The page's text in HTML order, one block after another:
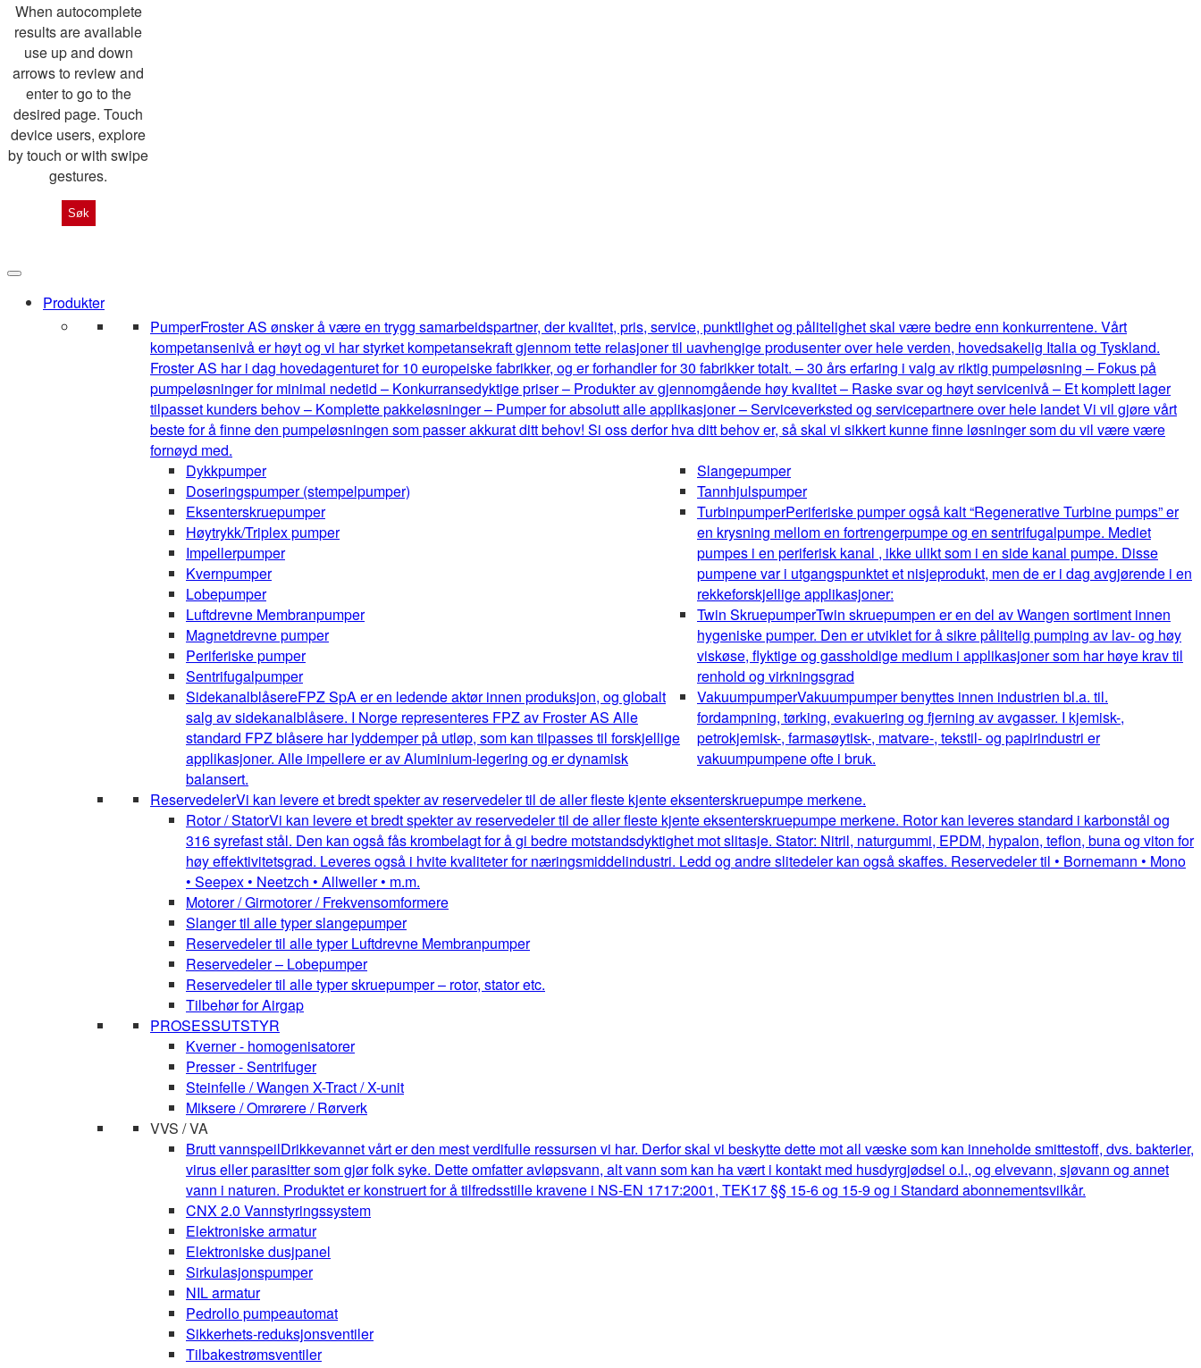
When autocomplete
results are available
use up and down
arrows to review and
enter to go to the
desired page. Touch
device users, explore
by touch or with swipe
gestures.
Produkter
PumperFroster AS ønsker å være en trygg samarbeidspartner, der kvalitet, pris, service, punktlighet og pålitelighet skal være bedre enn konkurrentene. Vårt
kompetansenivå er høyt og vi har styrket kompetansekraft gjennom tette relasjoner til uavhengige produsenter over hele verden, hovedsakelig Italia og Tyskland.
Froster AS har i dag hovedagenturet for 10 europeiske fabrikker, og er forhandler for 30 fabrikker totalt. – 30 års erfaring i valg av riktig pumpeløsning – Fokus på
pumpeløsninger for minimal nedetid – Konkurransedyktige priser – Produkter av gjennomgående høy kvalitet – Raske svar og høyt servicenivå – Et komplett lager
tilpasset kunders behov – Komplette pakkeløsninger – Pumper for absolutt alle applikasjoner – Serviceverksted og servicepartnere over hele landet Vi vil gjøre vårt
beste for å finne den pumpeløsningen som passer akkurat ditt behov! Si oss derfor hva ditt behov er, så skal vi sikkert kunne finne løsninger som du vil være være
fornøyd med.
Dykkpumper
Doseringspumper (stempelpumper)
Eksenterskruepumper
Høytrykk/Triplex pumper
Impellerpumper
Kvernpumper
Lobepumper
Luftdrevne Membranpumper
Magnetdrevne pumper
Periferiske pumper
Sentrifugalpumper
SidekanalblåsereFPZ SpA er en ledende aktør innen produksjon, og globalt
salg av sidekanalblåsere. I Norge representeres FPZ av Froster AS Alle
standard FPZ blåsere har lyddemper på utløp, som kan tilpasses til forskjellige
applikasjoner. Alle impellere er av Aluminium-legering og er dynamisk
balansert.
Slangepumper
Tannhjulspumper
TurbinpumperPeriferiske pumper også kalt “Regenerative Turbine pumps” er
en krysning mellom en fortrengerpumpe og en sentrifugalpumpe. Mediet
pumpes i en periferisk kanal , ikke ulikt som i en side kanal pumpe. Disse
pumpene var i utgangspunktet et nisjeprodukt, men de er i dag avgjørende i en
rekkeforskjellige applikasjoner:
Twin SkruepumperTwin skruepumpen er en del av Wangen sortiment innen
hygeniske pumper. Den er utviklet for å sikre pålitelig pumping av lav- og høy
viskøse, flyktige og gassholdige medium i applikasjoner som har høye krav til
renhold og virkningsgrad
VakuumpumperVakuumpumper benyttes innen industrien bl.a. til.
fordampning, tørking, evakuering og fjerning av avgasser. I kjemisk-,
petrokjemisk-, farmasøytisk-, matvare-, tekstil- og papirindustri er
vakuumpumpene ofte i bruk.
ReservedelerVi kan levere et bredt spekter av reservedeler til de aller fleste kjente eksenterskruepumpe merkene.
Rotor / StatorVi kan levere et bredt spekter av reservedeler til de aller fleste kjente eksenterskruepumpe merkene. Rotor kan leveres standard i karbonstål og
316 syrefast stål. Den kan også fås krombelagt for å gi bedre motstandsdyktighet mot slitasje. Stator: Nitril, naturgummi, EPDM, hypalon, teflon, buna og viton for
høy effektivitetsgrad. Leveres også i hvite kvaliteter for næringsmiddelindustri. Ledd og andre slitedeler kan også skaffes. Reservedeler til • Bornemann • Mono
• Seepex • Neetzch • Allweiler • m.m.
Motorer / Girmotorer / Frekvensomformere
Slanger til alle typer slangepumper
Reservedeler til alle typer Luftdrevne Membranpumper
Reservedeler – Lobepumper
Reservedeler til alle typer skruepumper – rotor, stator etc.
Tilbehør for Airgap
PROSESSUTSTYR
Kverner - homogenisatorer
Presser - Sentrifuger
Steinfelle / Wangen X-Tract / X-unit
Miksere / Omrørere / Rørverk
VVS / VA
Brutt vannspeilDrikkevannet vårt er den mest verdifulle ressursen vi har. Derfor skal vi beskytte dette mot all væske som kan inneholde smittestoff, dvs. bakterier,
virus eller parasitter som gjør folk syke. Dette omfatter avløpsvann, alt vann som kan ha vært i kontakt med husdyrgjødsel o.l., og elvevann, sjøvann og annet
vann i naturen. Produktet er konstruert for å tilfredsstille kravene i NS-EN 1717:2001, TEK17 §§ 15-6 og 15-9 og i Standard abonnementsvilkår.
CNX 2.0 Vannstyringssystem
Elektroniske armatur
Elektroniske dusjpanel
Sirkulasjonspumper
NIL armatur
Pedrollo pumpeautomat
Sikkerhets-reduksjonsventiler
Tilbakestrømsventiler